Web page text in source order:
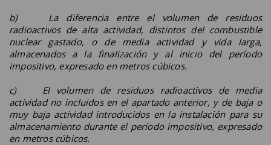
b) La diferencia entre el volumen de residuos
radioactivos de alta actividad, distintos del combustible
nuclear gastado, o de media actividad y vida larga,
almacenados a la finalización y al inicio del período
impositivo, expresado en metros cúbicos.
c) El volumen de residuos radioactivos de media
actividad no incluidos en el apartado anterior, y de baja o
muy baja actividad introducidos en la instalación para su
almacenamiento durante el período impositivo, expresado
en metros cúbicos.